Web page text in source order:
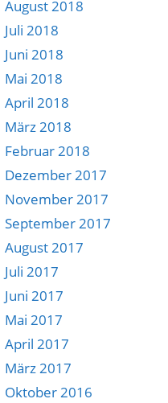
August 2018
Juli 2018
Juni 2018
Mai 2018
April 2018
März 2018
Februar 2018
Dezember 2017
November 2017
September 2017
August 2017
Juli 2017
Juni 2017
Mai 2017
April 2017
März 2017
Oktober 2016